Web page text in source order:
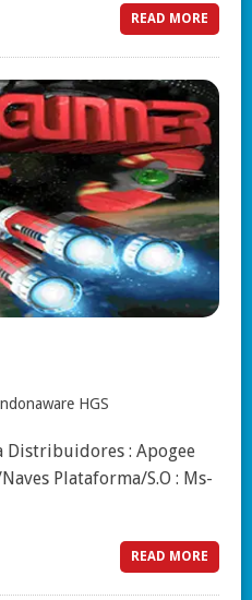
READ MORE
HGS
Distribuidores : Apogee
Plataforma/S.O : Ms-
READ MORE